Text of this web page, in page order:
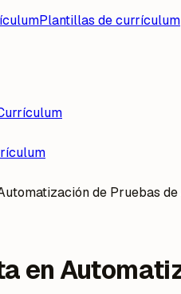
Plantillas de currículum
de Pruebas de
en